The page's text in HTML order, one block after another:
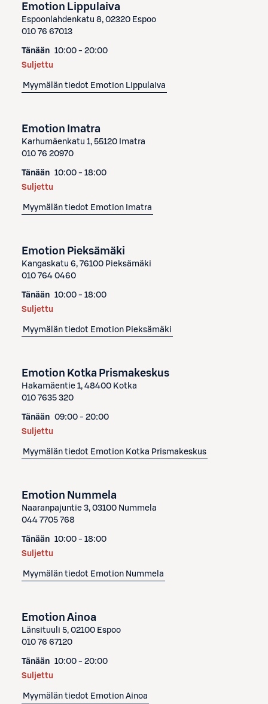
Emotion Lippulaiva
Espoonlahdenkatu 8, 02320 Espoo
010 76 67013
Tänään 10:00 - 20:00
Suljettu
Myymälän tiedot Emotion Lippulaiva
Emotion Imatra
Karhumäenkatu 1, 55120 Imatra
010 76 20970
Tänään 10:00 - 18:00
Suljettu
Myymälän tiedot Emotion Imatra
Emotion Pieksämäki
Kangaskatu 6, 76100 Pieksämäki
010 764 0460
Tänään 10:00 - 18:00
Suljettu
Myymälän tiedot Emotion Pieksämäki
Emotion Kotka Prismakeskus
Hakamäentie 1, 48400 Kotka
010 7635 320
Tänään 09:00 - 20:00
Suljettu
Myymälän tiedot Emotion Kotka Prismakeskus
Emotion Nummela
Naaranpajuntie 3, 03100 Nummela
044 7705 768
Tänään 10:00 - 18:00
Suljettu
Myymälän tiedot Emotion Nummela
Emotion Ainoa
Länsituuli 5, 02100 Espoo
010 76 67120
Tänään 10:00 - 20:00
Suljettu
Myymälän tiedot Emotion Ainoa